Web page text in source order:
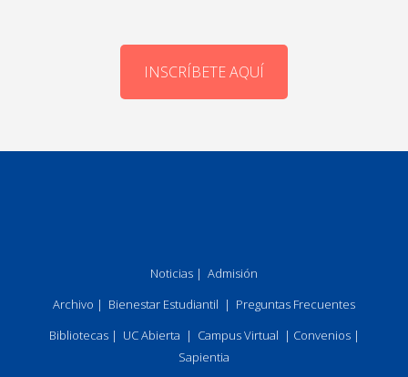
INSCRÍBETE AQUÍ
Noticias | Admisión
Archivo | Bienestar Estudiantil | Preguntas Frecuentes
Bibliotecas| UC Abierta | Campus Virtual | Convenios|
Sapientia